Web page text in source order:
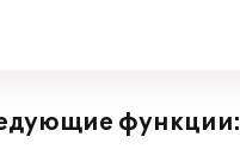
функции: